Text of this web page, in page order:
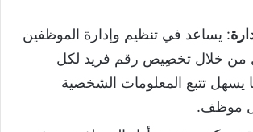
: يساعد في تنظيم وإدارة الموظفين
من خلال تخصِيص رقم فريد لكل
تتبع المعلومات الشخصية
موظف.